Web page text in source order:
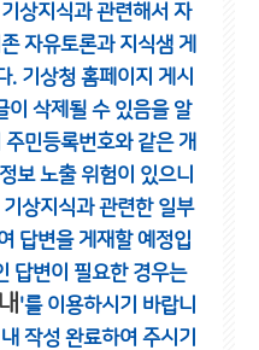
상지식과 관련해서 자
자유토론과 지식샘 게
. 기상청 홈페이지 게시
이 삭제될 수 있음을 알
민등록번호와 같은 개
보 노출 위험이 있으니
기상지식과 관련한 일부
답변을 게재할 예정입
답변이 필요한 경우는
'를 이용하시기 바랍니
작성 완료하여 주시기